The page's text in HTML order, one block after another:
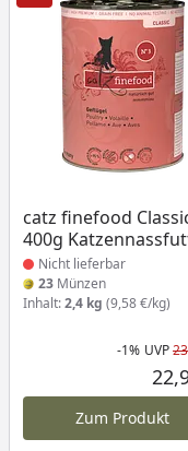
catz finefood
400g
Produkt nicht
Nicht lieferbar
23 Münzen
Inhalt:2,4 kg (9,58 €/kg)
-1% UVP
Zum Produkt